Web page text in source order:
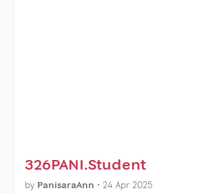
326PANI.Student
by PanisaraAnn • 24 Apr 2025